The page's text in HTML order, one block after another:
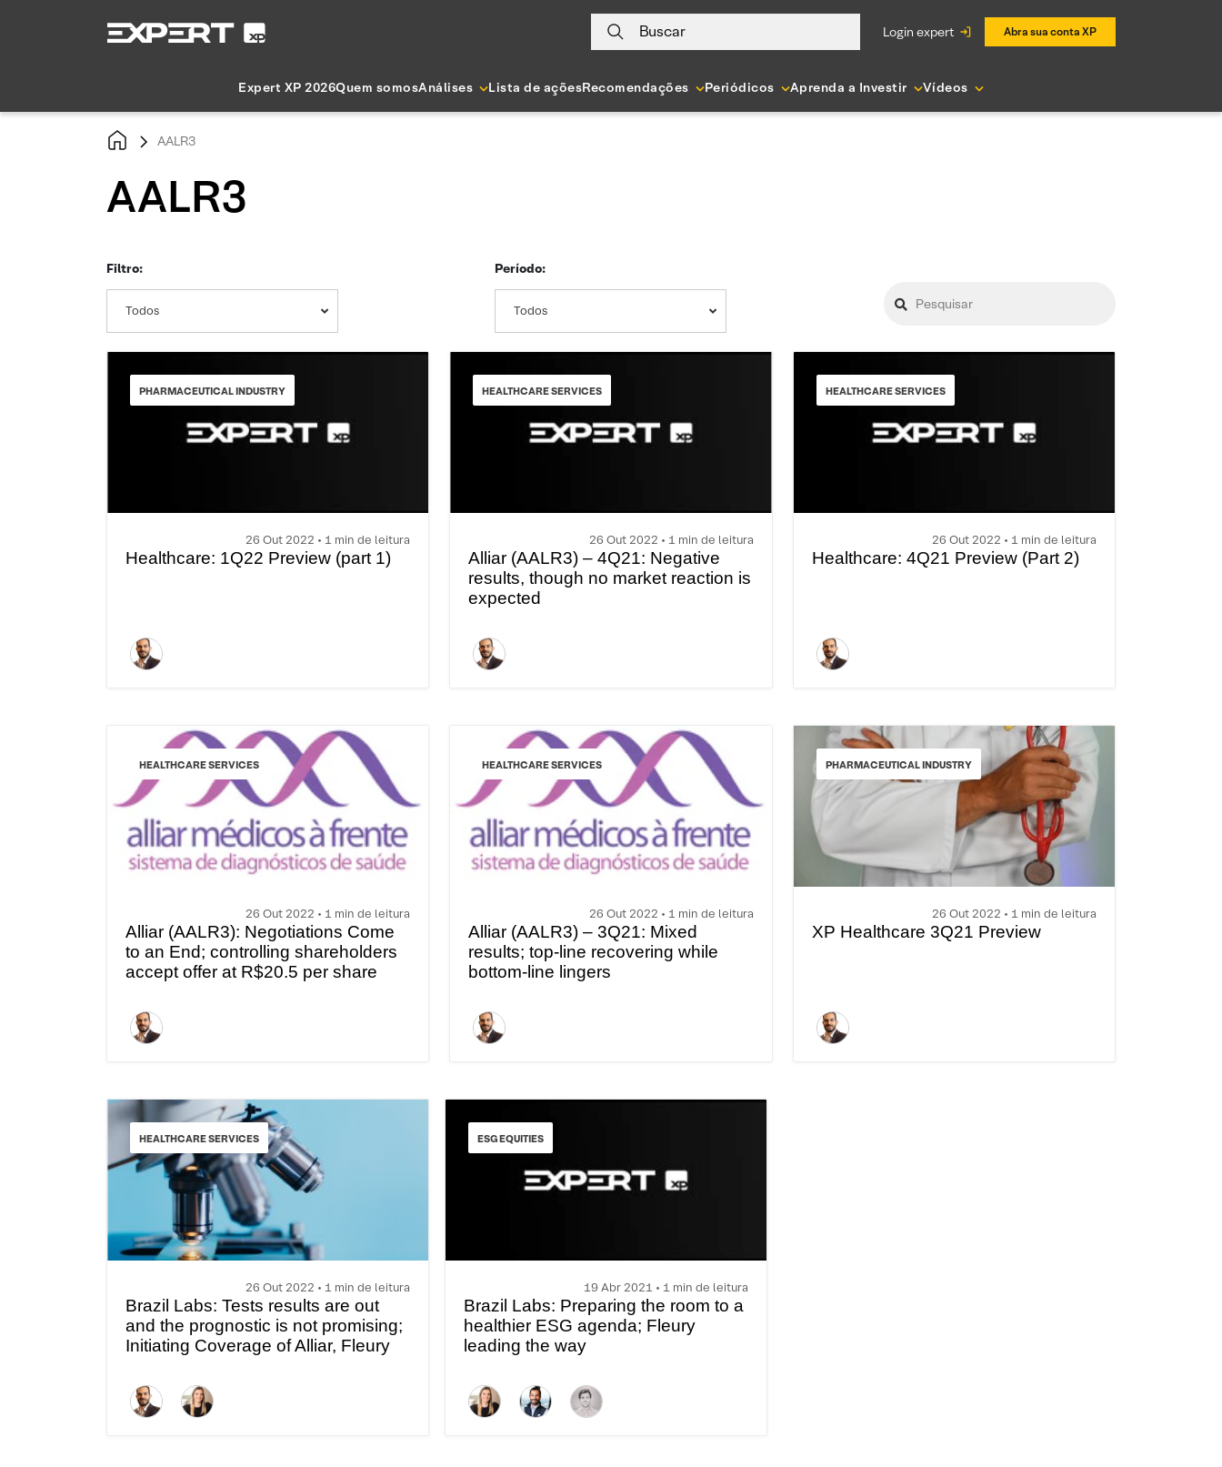
Buscar login expert Abra sua conta XP
Expert XP 2026Quem somosAnálises Lista de açõesRecomendações Periódicos Aprenda a Investir Vídeos
AALR3
AALR3
Filtro:
Todos
Período:
Todos
PHARMACEUTICAL INDUSTRY
26 Out 2022 • 1 min de leitura
Healthcare: 1Q22 Preview (part 1)
HEALTHCARE SERVICES
26 Out 2022 • 1 min de leitura
Alliar (AALR3) – 4Q21: Negative
results, though no market reaction is
expected
HEALTHCARE SERVICES
26 Out 2022 • 1 min de leitura
Healthcare: 4Q21 Preview (Part 2)
HEALTHCARE SERVICES
26 Out 2022 • 1 min de leitura
Alliar (AALR3): Negotiations Come
to an End; controlling shareholders
accept offer at R$20.5 per share
HEALTHCARE SERVICES
26 Out 2022 • 1 min de leitura
Alliar (AALR3) – 3Q21: Mixed
results; top-line recovering while
bottom-line lingers
PHARMACEUTICAL INDUSTRY
26 Out 2022 • 1 min de leitura
XP Healthcare 3Q21 Preview
HEALTHCARE SERVICES
26 Out 2022 • 1 min de leitura
Brazil Labs: Tests results are out
and the prognostic is not promising;
Initiating Coverage of Alliar, Fleury
ESG EQUITIES
19 Abr 2021 • 1 min de leitura
Brazil Labs: Preparing the room to a
healthier ESG agenda; Fleury
leading the way